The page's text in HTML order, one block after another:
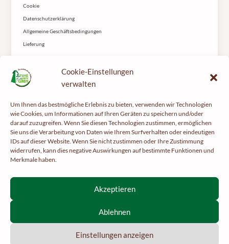
Cookie-Einstellungen
verwalten
Um Ihnen das bestmögliche Erlebnis zu bieten, verwenden wir Technologien
wie Cookies, um Informationen auf Ihren Geräten zu speichern und/oder
darauf zuzugreifen. Wenn Sie diesen Technologien zustimmen, ermöglichen
Sie uns die Verarbeitung von Daten wie Ihrem Surfverhalten oder eindeutigen
IDs auf dieser Website. Wenn Sie nicht zustimmen oder Ihre Zustimmung
widerrufen, kann dies negative Auswirkungen auf bestimmte Funktionen und
Merkmale haben.
Akzeptieren
Ablehnen
Einstellungen anzeigen
Cookie
Datenschutzerklärung
Allgemeine Geschäftsbedingungen
Lieferung
Le Tuyé du Papy Gaby
2 rue les Coteys
25650 Gilley
Tun Sie Ihrer Gesundheit etwas Gutes und treiben Sie regelmäßig Sport –
Interdiction de vente de boissons alcooliques aux mineurs de
moins de 18 ans